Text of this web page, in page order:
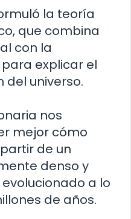
la teoría
que combina
con la
explicar el
del universo.
nos
mejor cómo
de un
denso y
a lo
de años.